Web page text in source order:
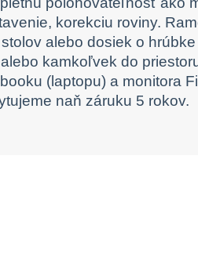
korekciu roviny.
alebo dosiek o
kamkoľvek do
(laptopu) a monitora
naň záruku 5 rokov.